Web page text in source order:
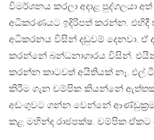
විමර්ශනය කරලා අදාළ පුද්ගලයා
අධිකරණයට ඉදිරිපත් කරන්න.
අධිකරනය විසින් දඬුවම් දෙනවා. ඒ
කරන්නේ බන්ධනාගාරය විසින්.
කරන්න කාටවත් අයිතියක් නෑ.
කිරීම ගැන චම්පික කියන්නේ
අඩංගුවට ගන්න වෙන්නේ
කළ මහින්ද රාජපක්ෂ. චම්පික ඒකට